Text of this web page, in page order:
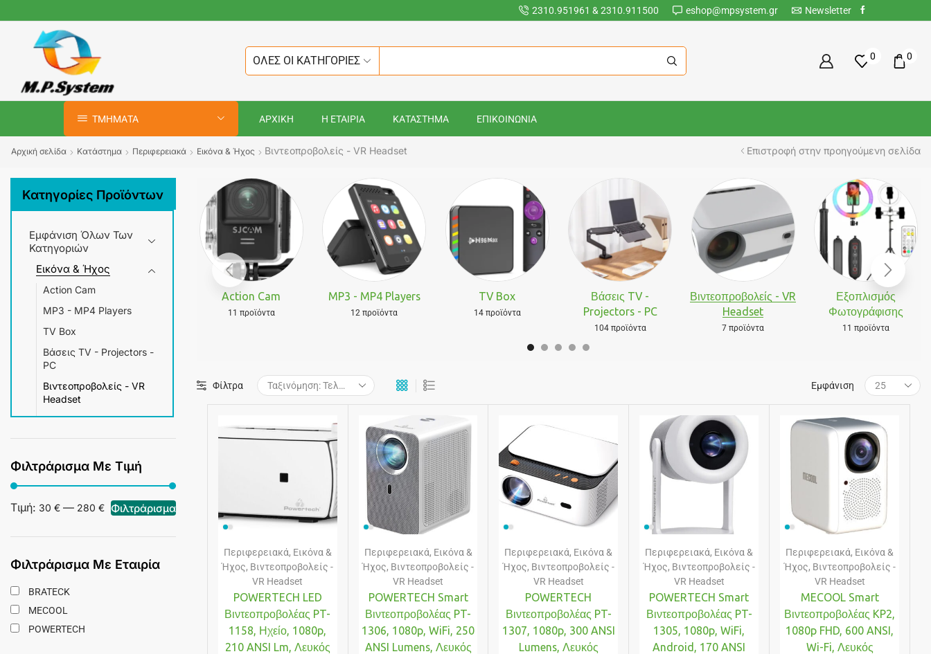
2310.951961 & 2310.911500 eshop@mpsystem.gr Newsletter
ΟΛΕΣ ΟΙ ΚΑΤΗΓΟΡΙΕΣ 0 0
ΤΜΗΜΑΤΑ ΑΡΧΙΚΗ Η ΕΤΑΙΡΙΑ ΚΑΤΑΣΤΗΜΑ ΕΠΙΚΟΙΝΩΝΙΑ
Αρχική σελίδα Κατάστημα Περιφερειακά Εικόνα & Ήχος Βιντεοπροβολείς - VR Headset Επιστροφή στην προηγούμενη σελίδα
Κατηγορίες Προϊόντων
Εμφάνιση Όλων Των
Κατηγοριών
Εικόνα & Ήχος
Action Cam
MP3 - MP4 Players
TV Box
Βάσεις TV - Projectors -
PC
Βιντεοπροβολείς - VR
Headset
Εξοπλισμός
Κεραίες TV -
Αποκωδικοποιητές
Συστήματα Ήχου
Φιλτράρισμα Με Τιμή
Φιλτράρισμα
Τιμή: 30 € — 280 €
Φιλτράρισμα Με Εταιρία
BRATECK
MECOOL
POWERTECH
Action Cam
11 προϊόντα
MP3 - MP4 Players
12 προϊόντα
TV Box
14 προϊόντα
Βάσεις TV -
Projectors - PC
104 προϊόντα
Βιντεοπροβολείς - VR
Headset
7 προϊόντα
Εξοπλισμός
Φωτογράφισης
11 προϊόντα
Φίλτρα Εμφάνιση
Περιφερειακά, Εικόνα &
Ήχος, Βιντεοπροβολείς -
VR Headset
POWERTECH LED
Βιντεοπροβολέας PT-
1158, Ηχείο, 1080p,
210 ANSI Lm, Λευκός
Περιφερειακά, Εικόνα &
Ήχος, Βιντεοπροβολείς -
VR Headset
POWERTECH Smart
Βιντεοπροβολέας PT-
1306, 1080p, WiFi, 250
ANSI Lumens, Λευκός
Περιφερειακά, Εικόνα &
Ήχος, Βιντεοπροβολείς -
VR Headset
POWERTECH
Βιντεοπροβολέας PT-
1307, 1080p, 300 ANSI
Lumens, Λευκός
Περιφερειακά, Εικόνα &
Ήχος, Βιντεοπροβολείς -
VR Headset
POWERTECH Smart
Βιντεοπροβολέας PT-
1305, 1080p, WiFi,
Android, 170 ANSI
Περιφερειακά, Εικόνα &
Ήχος, Βιντεοπροβολείς -
VR Headset
MECOOL Smart
Βιντεοπροβολέας KP2,
1080p FHD, 600 ANSI,
Wi-Fi, Λευκός